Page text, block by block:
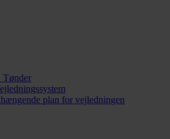
Tønder
plan for vejledningen